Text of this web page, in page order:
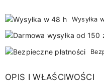
Wysyłka
OPIS I WŁAŚCIWOŚCI